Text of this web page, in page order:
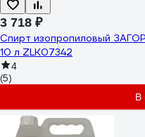
3 718 ₽
Спирт изопропиловый
10 л ZLK07342
4
(5)
В